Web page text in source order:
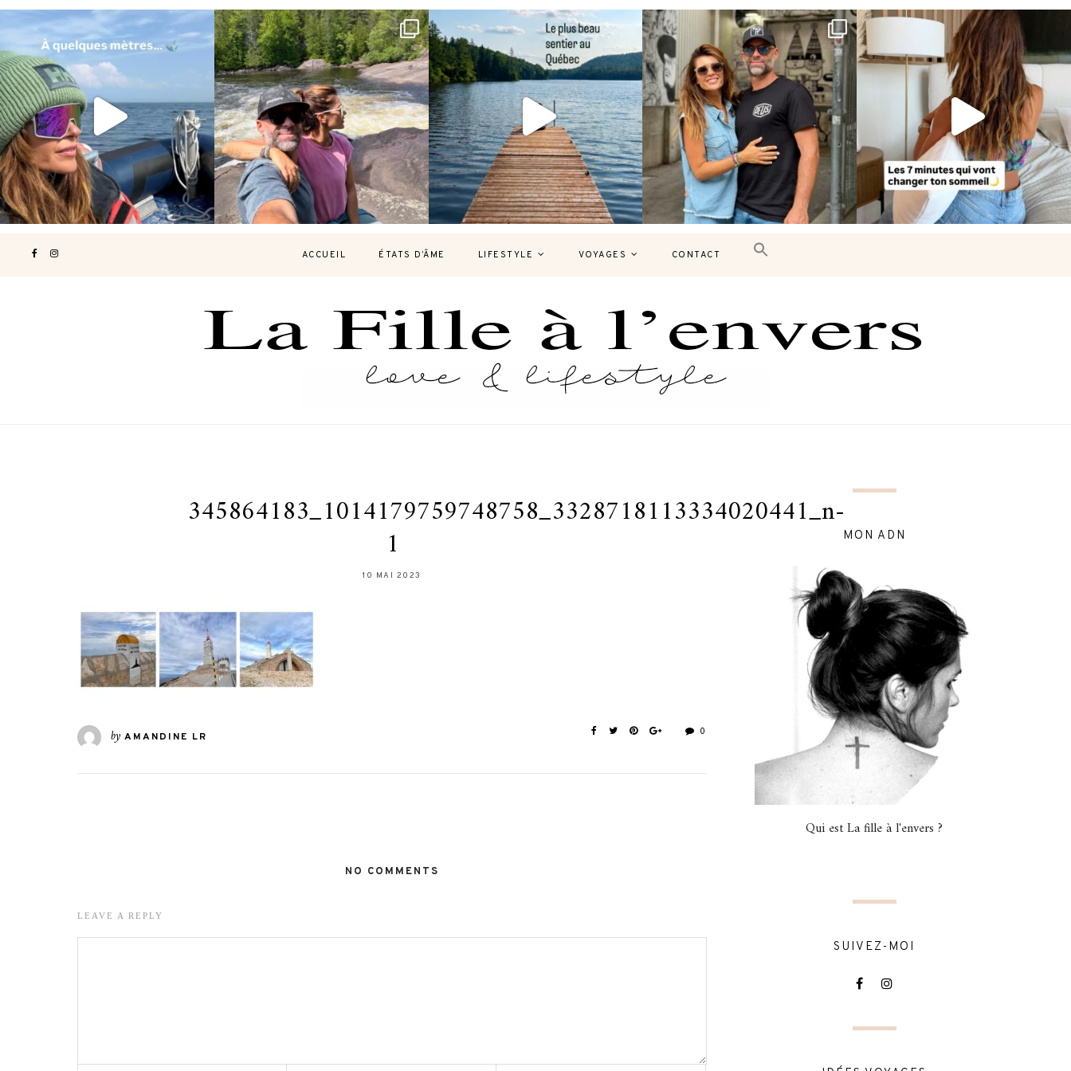
Voir une baleine en photo, c’est
impressionnant 🐋...
190
Les Laurentides, le Québec version
nature.
...
308 47
Et si je te disais qu’il existe un sentier où
126 37
Montréal, une très belle surprise 🇨🇦
J’ai...
442
Le sommeil est essentiel à notre bien-
être… et...
102 14
ACCUEIL ÉTATS D’ÂME LIFESTYLE VOYAGES CONTACT
345864183_1014179759748758_3328718113334020441_n-
1
10 MAI 2023
by AMANDINE LR 0
NO COMMENTS
LEAVE A REPLY
MON ADN
Qui est La fille à l'envers ?
SUIVEZ-MOI